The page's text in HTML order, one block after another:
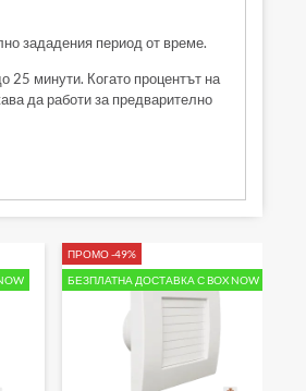
зададения период от време.
25 минути. Когато процентът на
да работи за предварително
ПРОМО -49%
БЕЗПЛАТНА ДОСТАВКА С BOX NOW